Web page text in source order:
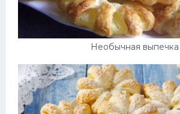
Необычная выпечка
Печенье
Десерт
Напитки